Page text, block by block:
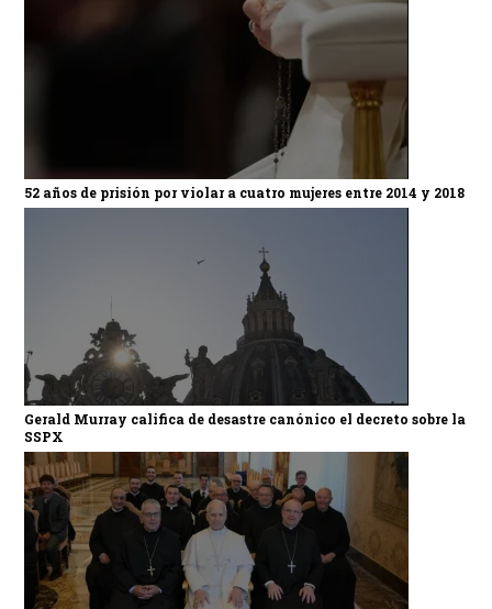
52 años de prisión por violar a cuatro mujeres entre 2014 y 2018
Gerald Murray califica de desastre canónico el decreto sobre la
SSPX